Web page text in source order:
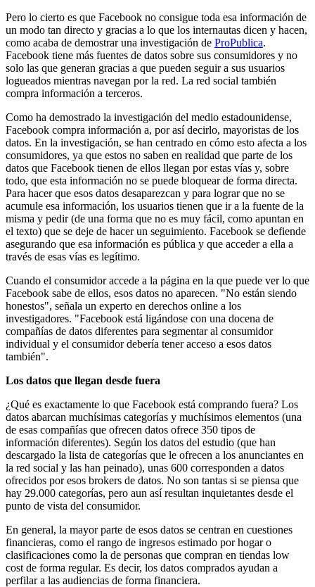
Pero lo cierto es que Facebook no consigue toda esa información de
un modo tan directo y gracias a lo que los internautas dicen y hacen,
como acaba de demostrar una investigación de ProPublica.
Facebook tiene más fuentes de datos sobre sus consumidores y no
solo las que generan gracias a que pueden seguir a sus usuarios
logueados mientras navegan por la red. La red social también
compra información a terceros.
Como ha demostrado la investigación del medio estadounidense,
Facebook compra información a, por así decirlo, mayoristas de los
datos. En la investigación, se han centrado en cómo esto afecta a los
consumidores, ya que estos no saben en realidad que parte de los
datos que Facebook tienen de ellos llegan por estas vías y, sobre
todo, que esta información no se puede bloquear de forma directa.
Para hacer que esos datos desaparezcan y para lograr que no se
acumule esa información, los usuarios tienen que ir a la fuente de la
misma y pedir (de una forma que no es muy fácil, como apuntan en
el texto) que se deje de hacer un seguimiento. Facebook se defiende
asegurando que esa información es pública y que acceder a ella a
través de esas vías es legítimo.
Cuando el consumidor accede a la página en la que puede ver lo que
Facebook sabe de ellos, esos datos no aparecen. "No están siendo
honestos", señala un experto en derechos online a los
investigadores. "Facebook está ligándose con una docena de
compañías de datos diferentes para segmentar al consumidor
individual y el consumidor debería tener acceso a esos datos
también".
Los datos que llegan desde fuera
¿Qué es exactamente lo que Facebook está comprando fuera? Los
datos abarcan muchísimas categorías y muchísimos elementos (una
de esas compañías que ofrecen datos ofrece 350 tipos de
información diferentes). Según los datos del estudio (que han
descargado la lista de categorías que le ofrecen a los anunciantes en
la red social y las han peinado), unas 600 corresponden a datos
ofrecidos por esos brokers de datos. No son tantas si se piensa que
hay 29.000 categorías, pero aun así resultan inquietantes desde el
punto de vista del consumidor.
En general, la mayor parte de esos datos se centran en cuestiones
financieras, como el rango de ingresos estimado por hogar o
clasificaciones como la de personas que compran en tiendas low
cost de forma regular. Es decir, los datos comprados ayudan a
perfilar a las audiencias de forma financiera.